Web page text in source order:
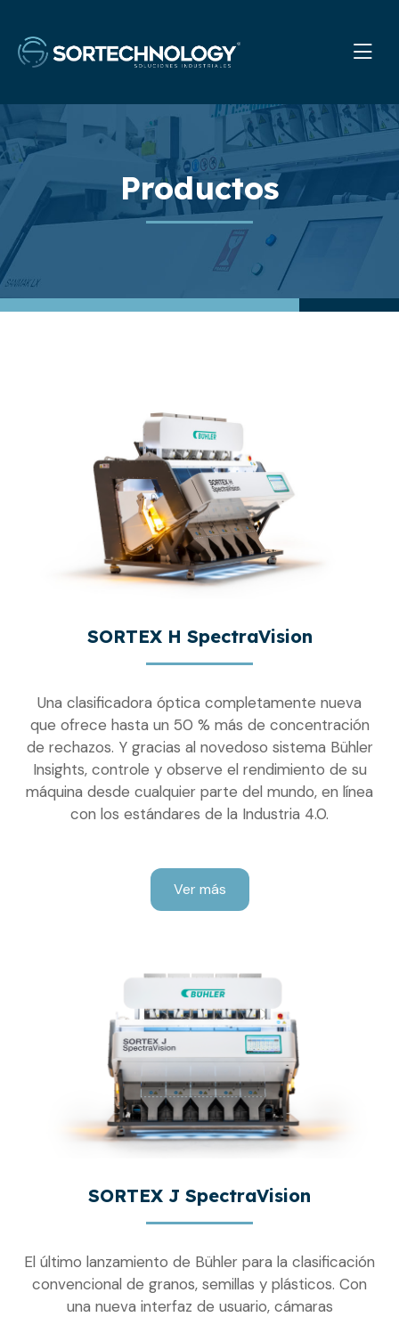
Productos
SORTEX H SpectraVision
Una clasificadora óptica completamente nueva
que ofrece hasta un 50 % más de concentración
de rechazos. Y gracias al novedoso sistema Bühler
Insights, controle y observe el rendimiento de su
máquina desde cualquier parte del mundo, en línea
con los estándares de la Industria 4.0.
Ver más
SORTEX J SpectraVision
El último lanzamiento de Bühler para la clasificación
convencional de granos, semillas y plásticos. Con
una nueva interfaz de usuario, cámaras